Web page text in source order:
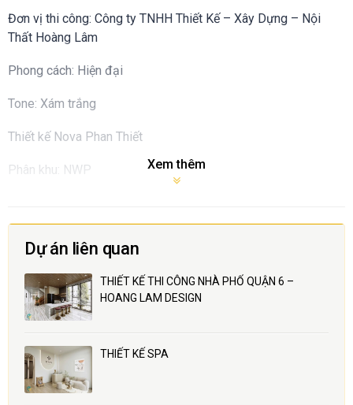
Đơn vị thi công: Công ty TNHH Thiết Kế – Xây Dựng – Nội
Thất Hoàng Lâm
Phong cách: Hiện đại
Tone: Xám trắng
Thiết kế Nova Phan Thiết
Phân khu: NWP Xem thêm
Dự án liên quan
THIẾT KẾ THI CÔNG NHÀ PHỐ QUẬN 6 –
HOANG LAM DESIGN
THIẾT KẾ SPA